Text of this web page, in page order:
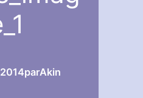
parAkin